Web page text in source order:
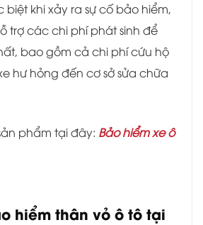
khi xảy ra sự cố bảo hiểm,
trợ các chi phí phát sinh để
bao gồm cả chi phí cứu hộ
hư hỏng đến cơ sở sửa chữa
phẩm tại đây: Bảo hiểm xe ô
hiểm thân vỏ ô tô tại